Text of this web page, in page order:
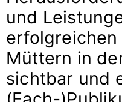
und
Müttern in
sichtbar und